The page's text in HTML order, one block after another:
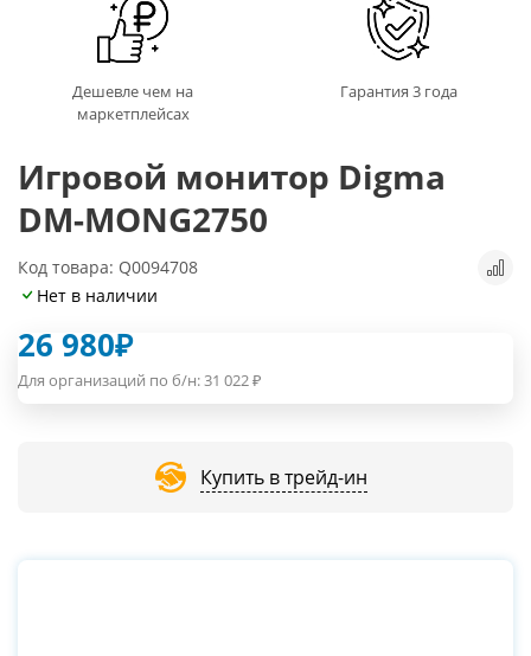
Дешевле чем на
маркетплейсах
Гарантия 3 года
Игровой монитор Digma
DM-MONG2750
Код товара: Q0094708
Нет в наличии
26 980₽
Для организаций по б/н:31 022₽
Купить в трейд-ин